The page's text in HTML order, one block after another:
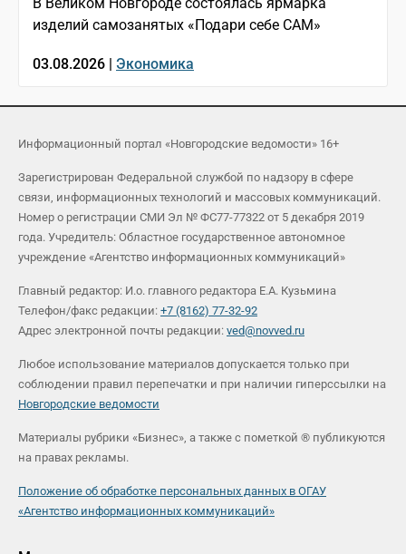
изделий самозанятых «Подари себе САМ»
03.08.2026 | Экономика
Информационный портал «Новгородские ведомости» 16+
Зарегистрирован Федеральной службой по надзору в сфере
связи, информационных технологий и массовых коммуникаций.
Номер о регистрации СМИ Эл № ФС77-77322 от 5 декабря 2019
года. Учредитель: Областное государственное автономное
учреждение «Агентство информационных коммуникаций»
Главный редактор: И.о. главного редактора Е.А. Кузьмина
Телефон/факс редакции: +7 (8162) 77-32-92
Адрес электронной почты редакции: ved@novved.ru
Любое использование материалов допускается только при
соблюдении правил перепечатки и при наличии гиперссылки на
Новгородские ведомости
Материалы рубрики «Бизнес», а также с пометкой ® публикуются
на правах рекламы.
Положение об обработке персональных данных в ОГАУ
«Агентство информационных коммуникаций»